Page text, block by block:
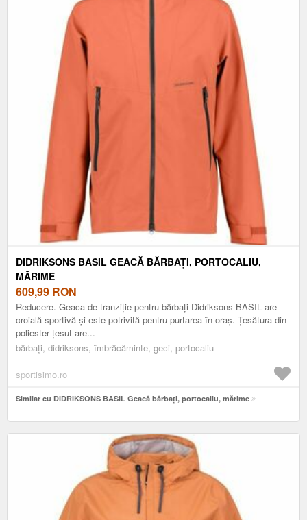
DIDRIKSONS BASIL GEACĂ BĂRBAȚI, PORTOCALIU,
MĂRIME
609,99 RON
Reducere. Geaca de tranziție pentru bărbați Didriksons BASIL are
croială sportivă și este potrivită pentru purtarea în oraș. Țesătura din
poliester țesut are...
bărbați, didriksons, îmbrăcăminte, geci, portocaliu
sportisimo.ro
Similar cu DIDRIKSONS BASIL Geacă bărbați, portocaliu, mărime